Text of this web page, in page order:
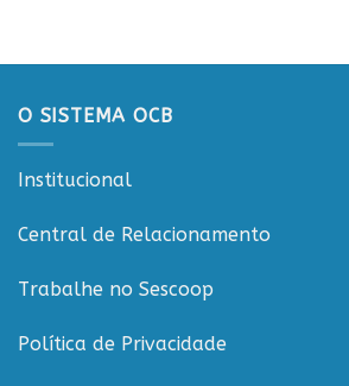
Conecta
sustentabilidade
O SISTEMA OCB
Institucional
Central de Relacionamento
Trabalhe no Sescoop
Política de Privacidade